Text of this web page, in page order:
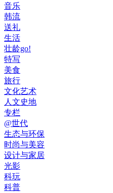
音乐
韩流
送礼
生活
壮龄go!
特写
美食
旅行
文化艺术
人文史地
专栏
@世代
生态与环保
时尚与美容
设计与家居
光影
科玩
科普